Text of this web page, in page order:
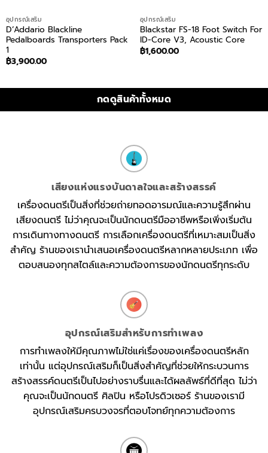
อุปกรณ์เสริม
D’Addario Blackline
Pedalboards Transporters Pack
1
฿3,900.00
อุปกรณ์เสริม
Blackstar FS-18 Foot Switch For
ID-Core V3, Acoustic Core
฿1,600.00
กดดูสินค้าทั้งหมด
เสียงแห่งแรงบันดาลใจและสร้างสรรค์
เครื่องดนตรีเป็นสิ่งที่ช่วยถ่ายทอดอารมณ์และความรู้สึกผ่าน
เสียงดนตรี ไม่ว่าคุณจะเป็นนักดนตรีมืออาชีพหรือเพิ่งเริ่มต้น
การเดินทางทางดนตรี การเลือกเครื่องดนตรีที่เหมาะสมเป็นสิ่ง
สำคัญ ร้านของเรานำเสนอเครื่องดนตรีหลากหลายประเภท เพื่อ
ตอบสนองทุกสไตล์และความต้องการของนักดนตรีทุกระดับ
อุปกรณ์เสริมสำหรับการทำเพลง
การทำเพลงให้มีคุณภาพไม่ใช่แค่เรื่องของเครื่องดนตรีหลัก
เท่านั้น แต่อุปกรณ์เสริมก็เป็นสิ่งสำคัญที่ช่วยให้กระบวนการ
สร้างสรรค์ดนตรีเป็นไปอย่างราบรื่นและได้ผลลัพธ์ที่ดีที่สุด ไม่ว่า
คุณจะเป็นนักดนตรี ศิลปิน หรือโปรดิวเซอร์ ร้านของเรามี
อุปกรณ์เสริมครบวงจรที่ตอบโจทย์ทุกความต้องการ